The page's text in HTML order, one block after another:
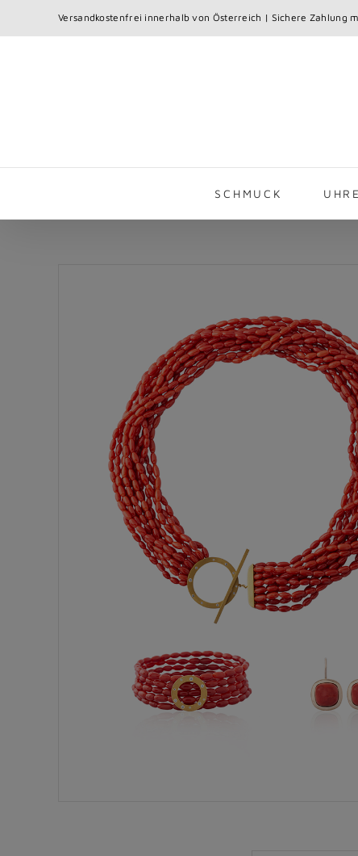
Versandkostenfrei innerhalb von Österreich | Sichere Zahlung
SCHMUCK